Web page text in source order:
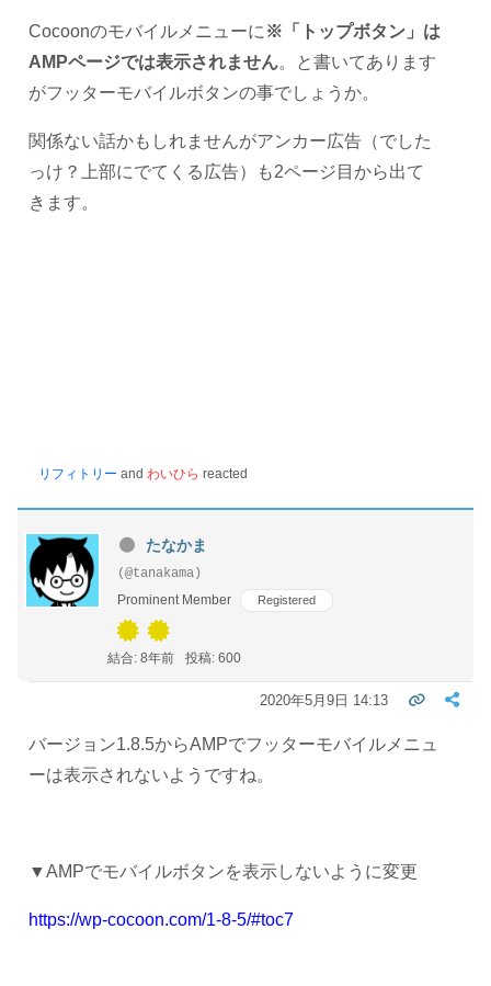
Cocoonのモバイルメニューに ※「トップボタン」は
AMPページでは表示されません。と書いてあります
がフッターモバイルボタンの事でしょうか。
関係ない話かもしれませんがアンカー広告（でした
っけ？上部にでてくる広告）も2ページ目から出て
きます。
リフィトリー and わいひら reacted
たなかま
(@tanakama)
Prominent Member
Registered
結合: 8年前 投稿: 600
2020年5月9日 14:13
バージョン1.8.5からAMPでフッターモバイルメニュ
ーは表示されないようですね。
▼AMPでモバイルボタンを表示しないように変更
https://wp-cocoon.com/1-8-5/#toc7